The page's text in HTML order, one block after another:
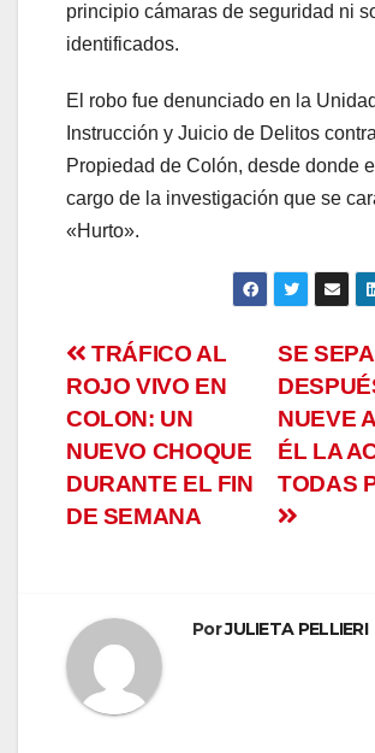
principio cámaras de seguridad ni
identificados.
El robo fue denunciado en la
Instrucción y Juicio de Delitos
Propiedad de Colón, desde donde
cargo de la investigación que se
«Hurto».
Navegación
de
entradas
SE
NUEVE
ÉL LA
TODAS
TRÁFICO AL
ROJO VIVO EN
COLON: UN
NUEVO CHOQUE
DURANTE EL FIN
DE SEMANA
PorJULIETA PELLIERI